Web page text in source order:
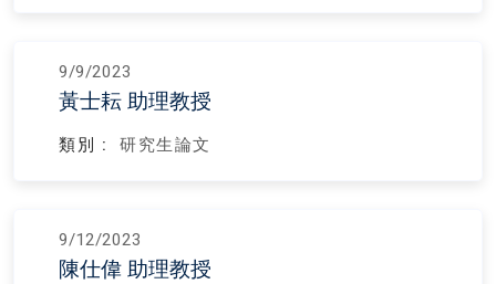
9/9/2023
黃士耘 助理教授
類別 : 研究生論文
9/12/2023
陳仕偉 助理教授